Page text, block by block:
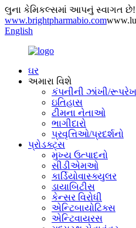
લુના કેમિકલ્સમાં આપનું સ્વાગત છે!
www.brightpharmabio.com
English
ઘર
અમારા વિશે
કંપનીની ઝાંખી/
ઇતિહાસ
ટીમના નેતાઓ
ભાગીદારો
પ્રવૃત્તિઓ/પ્રદર્શનો
પ્રોડક્ટ્સ
મુખ્ય ઉત્પાદનો
સીડીએમઓ
કાર્ડિયોવાસ્ક્યુલર
ડાયાબિટીસ
કેન્સર વિરોધી
એન્ટિબાયોટિક્સ
એન્ટિવાયરસ